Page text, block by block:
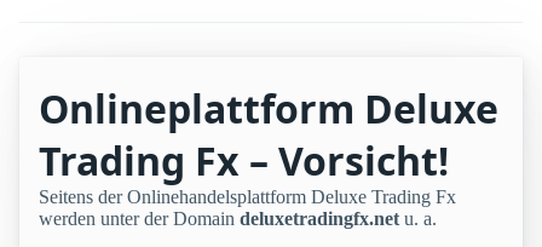
Onlineplattform Deluxe
Trading Fx – Vorsicht!
Seitens der Onlinehandelsplattform Deluxe Trading Fx
werden unter der Domain deluxetradingfx.net u. a.